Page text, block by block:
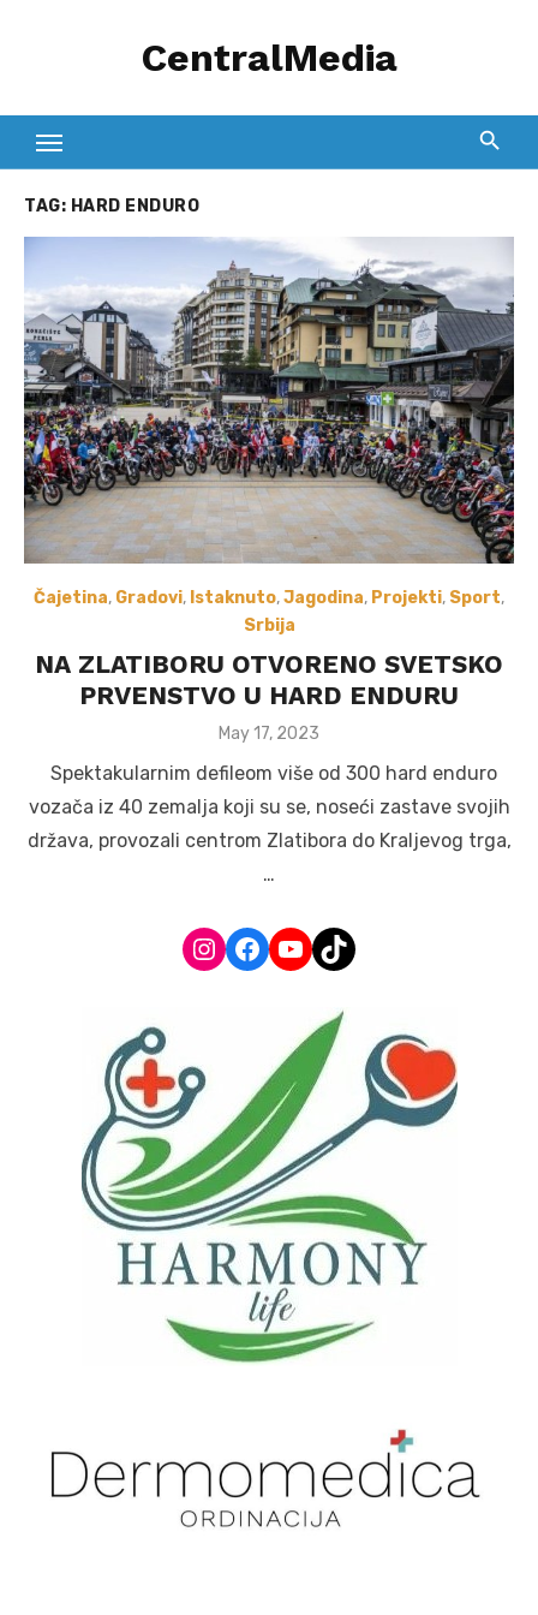
CentralMedia
TAG: HARD ENDURO
Čajetina, Gradovi, Istaknuto,Jagodina, Projekti, Sport,
Srbija
NA ZLATIBORU OTVORENO SVETSKO
PRVENSTVO U HARD ENDURU
Posted
May 17, 2023
Spektakularnim defileom više od 300 hard enduro
vozača iz 40 zemalja koji su se, noseći zastave svojih
država, provozali centrom Zlatibora do Kraljevog trga,
…
Instagram
Facebook
YouTube
TikTok